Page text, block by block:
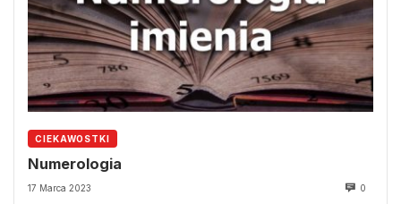
CIEKAWOSTKI
Numerologia
17 Marca 2023 0